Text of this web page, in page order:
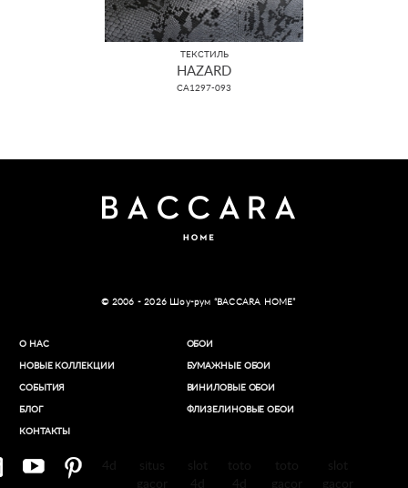
ТЕКСТИЛЬ
HAZARD
CA1297-093
© 2006 - 2026 Шоу-рум “BACCARA HOME”
О НАС
НОВЫЕ КОЛЛЕКЦИИ
СОБЫТИЯ
БЛОГ
КОНТАКТЫ
ОБОИ
БУМАЖНЫЕ ОБОИ
ВИНИЛОВЫЕ ОБОИ​
ФЛИЗЕЛИНОВЫЕ ОБОИ